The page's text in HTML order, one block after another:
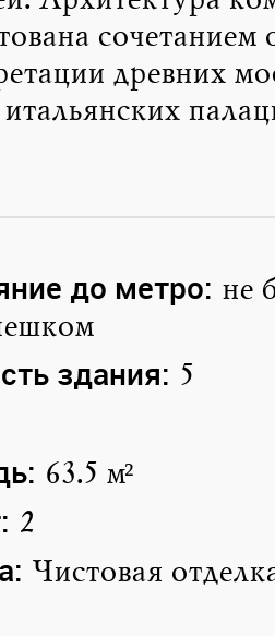
сочетанием
древних
до метро: не
здания: 5
63.5 м²
2
Чистовая